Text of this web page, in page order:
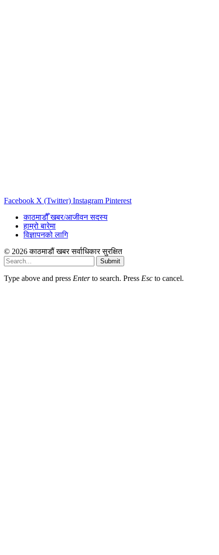
Facebook X (Twitter) Instagram Pinterest
काठमाडौँ खबर/आजीवन सदस्य
हाम्रो बारेमा
विज्ञापनको लागि
© 2026 काठमाडौं खबर सर्वाधिकार सुरक्षित
Submit
Type above and press Enterto search. Press Esc to cancel.